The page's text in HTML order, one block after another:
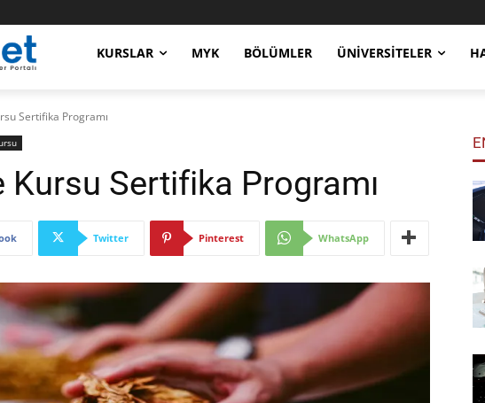
KURSLAR MYK BÖLÜMLER ÜNIVERSITELER
Sertifika Programı
Sertifika Programı
Twitter Pinterest WhatsApp